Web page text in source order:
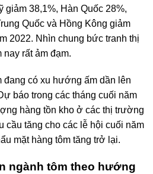
38,1%, Hàn Quốc 28%,
Quốc và Hồng Kông giảm
2022. Nhìn chung bức tranh thị
rất ảm đạm.
đang có xu hướng ấm dần lên
báo trong các tháng cuối năm
hàng tồn kho ở các thị trường
cầu tăng cho các lễ hội cuối năm
mặt hàng tôm tăng trở lại.
ngành tôm theo hướng